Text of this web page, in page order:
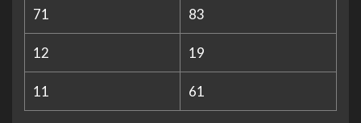
71 83
12 19
11 61